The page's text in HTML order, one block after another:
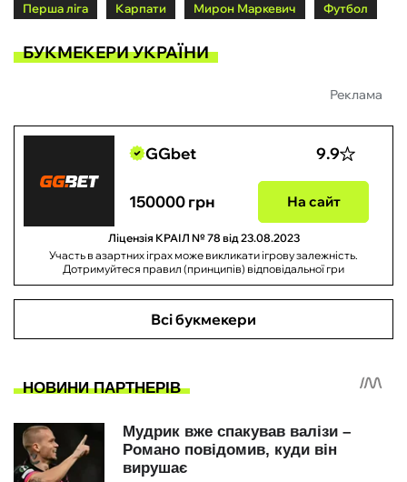
Перша ліга Карпати Мирон Маркевич Футбол
БУКМЕКЕРИ УКРАЇНИ
Реклама
GGbet 9.9
150000 грн На сайт
Ліцензія КРАІЛ № 78 від 23.08.2023
Участь в азартних іграх може викликати ігрову залежність.
Дотримуйтеся правил (принципів) відповідальної гри
Всі букмекери